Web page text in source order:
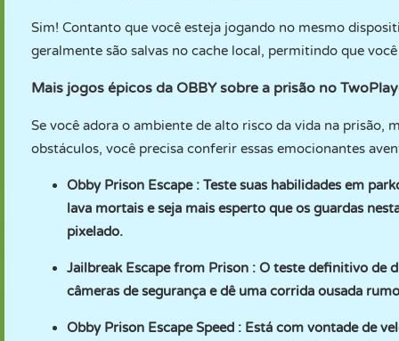
Sim! Contanto que você esteja jogando no mesmo
geralmente são salvas no cache local, permitindo que
Mais jogos épicos da OBBY sobre a prisão no
Se você adora o ambiente de alto risco da vida na prisão,
obstáculos, você precisa conferir essas emocionantes
Obby Prison Escape: Teste suas habilidades em
lava mortais e seja mais esperto que os guardas
pixelado.
Jailbreak Escape from Prison : O teste definitivo de
câmeras de segurança e dê uma corrida ousada
Obby Prison Escape Speed : Está com vontade de